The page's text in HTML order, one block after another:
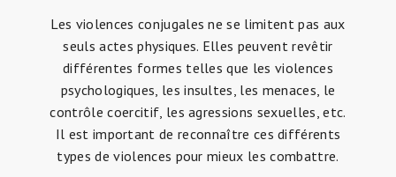
Les violences conjugales ne se limitent pas aux
seuls actes physiques. Elles peuvent revêtir
différentes formes telles que les violences
psychologiques, les insultes, les menaces, le
contrôle coercitif, les agressions sexuelles, etc.
Il est important de reconnaître ces différents
types de violences pour mieux les combattre.